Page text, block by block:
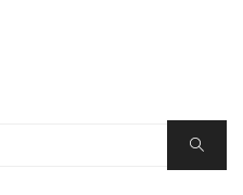
Search